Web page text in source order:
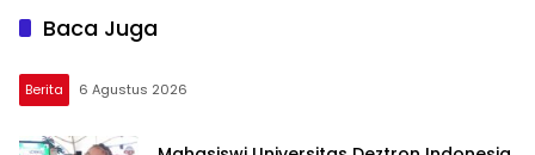
Baca Juga
Berita 6 Agustus 2026